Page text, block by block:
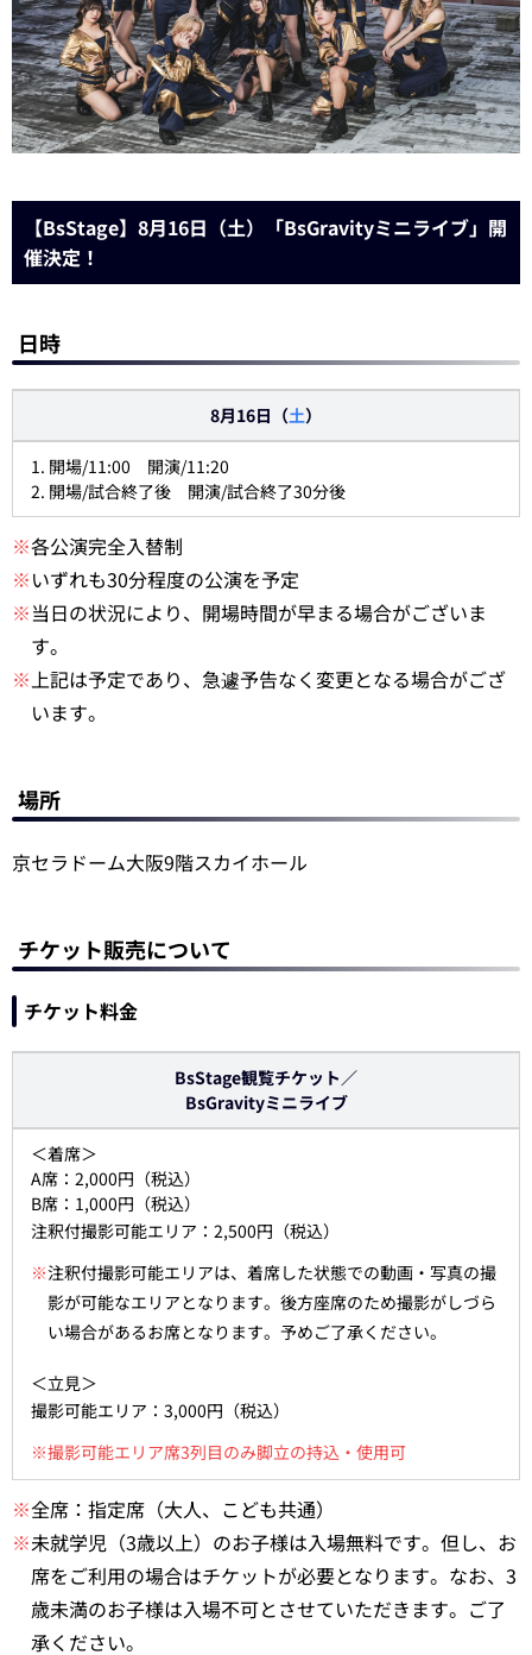
【BsStage】8月16日（土）「BsGravityミニライブ」開
催決定！
日時
8月16日（土）
1. 開場/11:00 開演/11:20
2. 開場/試合終了後 開演/試合終了30分後
※各公演完全入替制
※いずれも30分程度の公演を予定
※当日の状況により、開場時間が早まる場合がございま
す。
※ 上記は予定であり、急遽予告なく変更となる場合がござ
います。
場所
京セラドーム大阪9階スカイホール
チケット販売について
チケット料金
BsStage観覧チケット／
BsGravityミニライブ
＜着席＞
A席：2,000円（税込）
B席：1,000円（税込）
注釈付撮影可能エリア：2,500円（税込）
※注釈付撮影可能エリアは、着席した状態での動画・写真の撮
影が可能なエリアとなります。後方座席のため撮影がしづら
い場合があるお席となります。予めご了承ください。
＜立見＞
撮影可能エリア：3,000円（税込）
※撮影可能エリア席3列目のみ脚立の持込・使用可
※全席：指定席（大人、こども共通）
※未就学児（3歳以上）のお子様は入場無料です。但し、お
席をご利用の場合はチケットが必要となります。なお、3
歳未満のお子様は入場不可とさせていただきます。ご了
承ください。